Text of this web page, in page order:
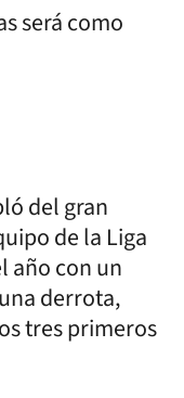
será como
del gran
de la Liga
año con un
derrota,
tres primeros